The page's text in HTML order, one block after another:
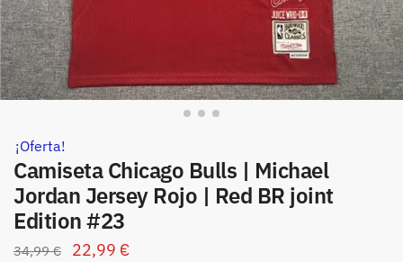
¡Oferta!
Camiseta Chicago Bulls | Michael
Jordan Jersey Rojo | Red BR joint
Edition #23
34,99€ 22,99 €